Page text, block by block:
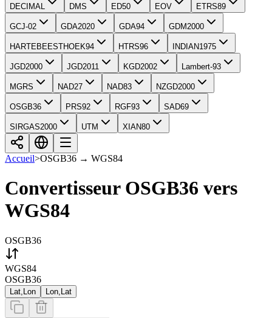
DECIMAL DMS ED50 EOV ETRS89
GCJ-02 GDA2020 GDA94 GDM2000
HARTEBEESTHOEK94 HTRS96 INDIAN1975
JGD2000 JGD2011 KGD2002 Lambert-93
MGRS NAD27 NAD83 NZGD2000
OSGB36 PRS92 RGF93 SAD69
SIRGAS2000 UTM XIAN80
Accueil>OSGB36 → WGS84
Convertisseur OSGB36 vers
WGS84
OSGB36
WGS84
OSGB36
Lat,Lon Lon,Lat